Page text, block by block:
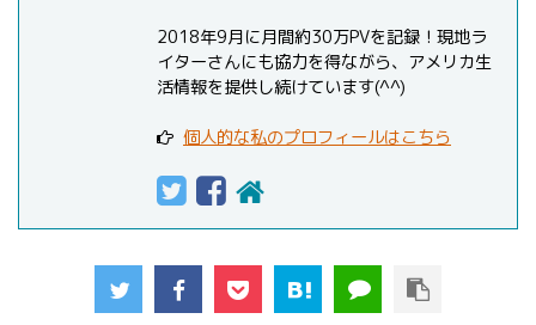
2018年9月に月間約30万PVを記録！現地ラ
イターさんにも協力を得ながら、アメリカ生
活情報を提供し続けています(^^)
個人的な私のプロフィールはこちら